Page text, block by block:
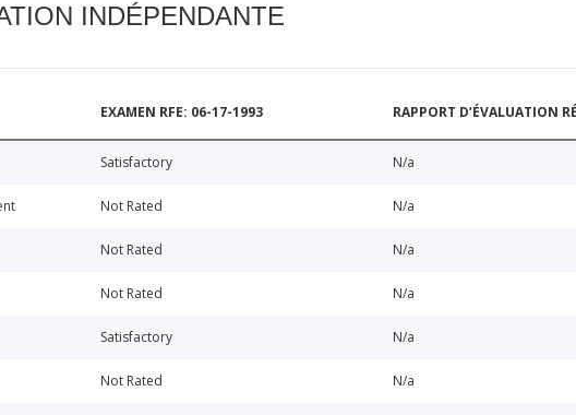
INDÉPENDANTE
EXAMEN RFE: 06-17-1993 RAPPORT D’ÉVALUATION
Satisfactory N/a
Not Rated N/a
Not Rated N/a
Not Rated N/a
Satisfactory N/a
Not Rated N/a